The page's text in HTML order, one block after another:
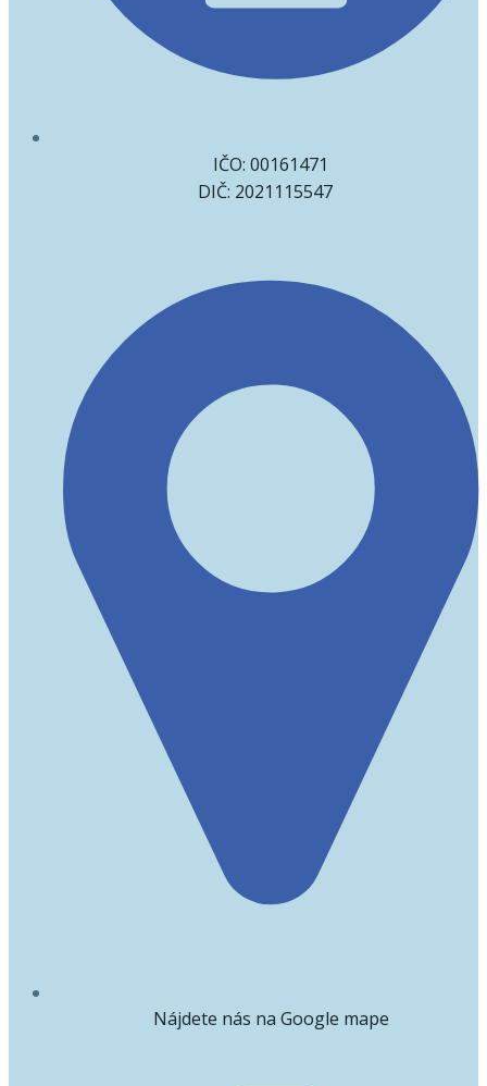
IČO: 00161471
DIČ: 2021115547
Nájdete nás na Google mape